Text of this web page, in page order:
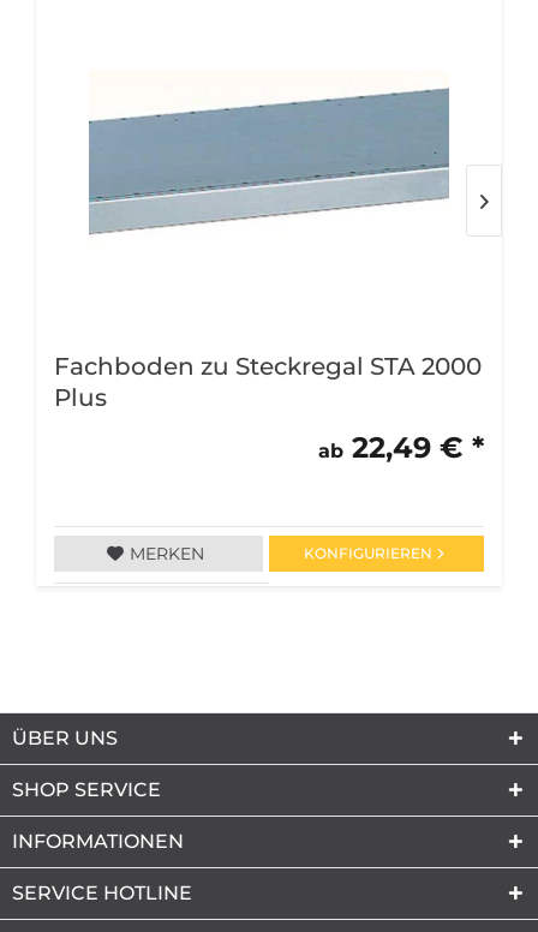
Fachboden zu Steckregal STA 2000
Plus
ab 22,49 € *
MERKEN KONFIGURIEREN
ÜBER UNS
SHOP SERVICE
INFORMATIONEN
SERVICE HOTLINE